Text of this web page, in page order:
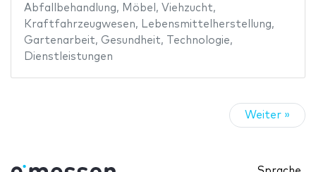
Abfallbehandlung, Möbel , Viehzucht,
Kraftfahrzeugwesen, Lebensmittelherstellung,
Gartenarbeit, Gesundheit, Technologie,
Dienstleistungen
Weiter »